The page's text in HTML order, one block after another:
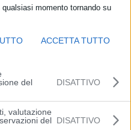
momento tornando su
ACCETTA TUTTO
del
DISATTIVO
valutazione
del DISATTIVO